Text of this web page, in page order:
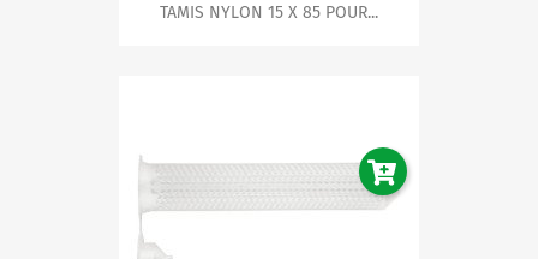
TAMIS NYLON 15 X 85 POUR...